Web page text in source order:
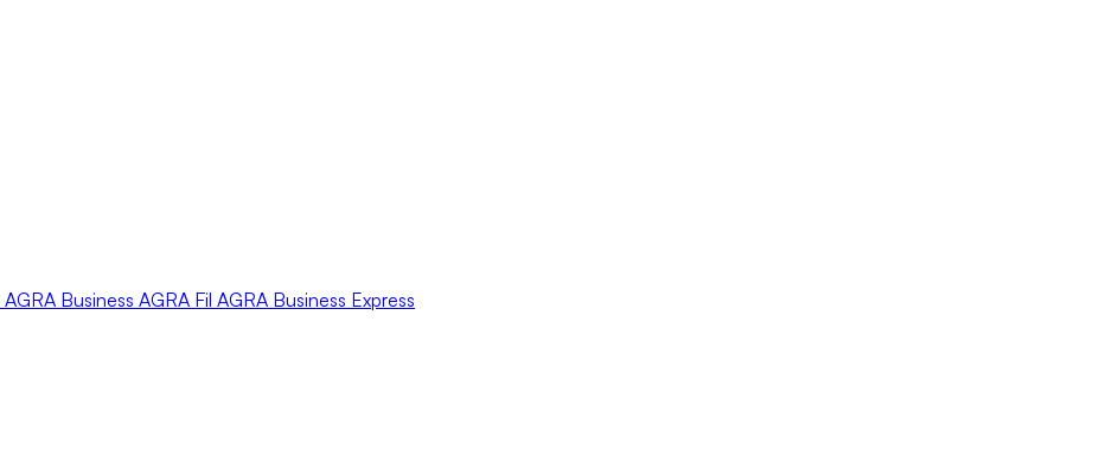
AGRA Business AGRA Fil AGRA Business Express